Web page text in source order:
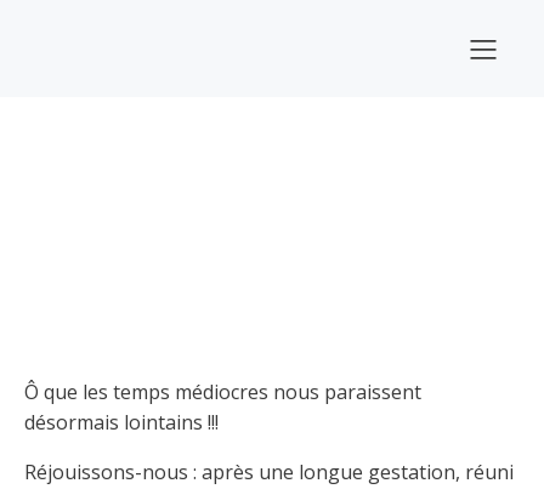
Ô que les temps médiocres nous paraissent
désormais lointains !!!
Réjouissons-nous : après une longue gestation, réuni